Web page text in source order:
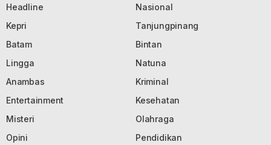
Headline
Nasional
Kepri
Tanjungpinang
Batam
Bintan
Lingga
Natuna
Anambas
Kriminal
Entertainment
Kesehatan
Misteri
Olahraga
Opini
Pendidikan